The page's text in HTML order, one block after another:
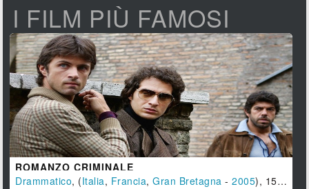
I FILM PIÙ FAMOSI
ROMANZO CRIMINALE
Drammatico, (Italia, Francia,Gran Bretagna -2005), 152 min.